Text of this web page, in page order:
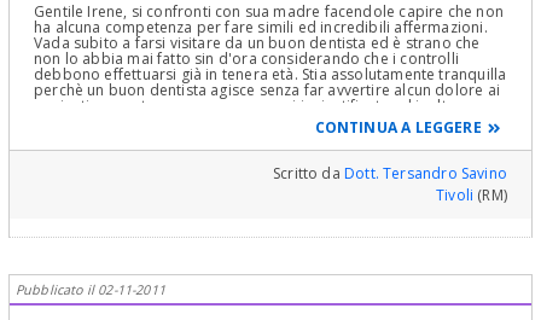
Gentile Irene, si confronti con sua madre facendole capire che non
ha alcuna competenza per fare simili ed incredibili affermazioni.
Vada subito a farsi visitare da un buon dentista ed è strano che
non lo abbia mai fatto sin d'ora considerando che i controlli
debbono effettuarsi già in tenera età. Stia assolutamente tranquilla
perchè un buon dentista agisce senza far avvertire alcun dolore ai
pazienti e questa paura appare assai ingiustificata ed inoltre
nessuno può imporle delle cure anche se fortemente consigliate.
CONTINUA A LEGGERE
Scritto daDott. Tersandro Savino
Tivoli (RM)
Pubblicato il 02-11-2011